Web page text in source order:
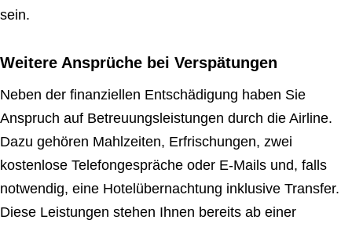
sein.
Weitere Ansprüche bei Verspätungen
Neben der finanziellen Entschädigung haben Sie
Anspruch auf Betreuungsleistungen durch die Airline.
Dazu gehören Mahlzeiten, Erfrischungen, zwei
kostenlose Telefongespräche oder E-Mails und, falls
notwendig, eine Hotelübernachtung inklusive Transfer.
Diese Leistungen stehen Ihnen bereits ab einer